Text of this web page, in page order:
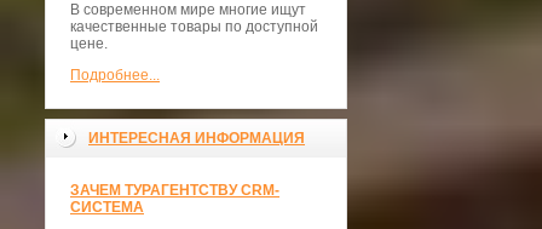
В современном мире многие ищут
качественные товары по доступной
цене.
Подробнее...
ИНТЕРЕСНАЯ ИНФОРМАЦИЯ
ЗАЧЕМ ТУРАГЕНТСТВУ CRM-
СИСТЕМА